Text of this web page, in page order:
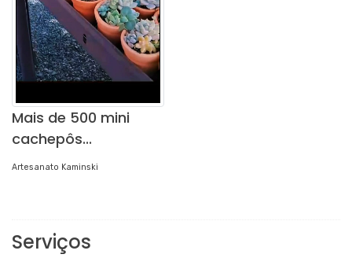
Mais de 500 mini
cachepôs...
Artesanato Kaminski
Serviços